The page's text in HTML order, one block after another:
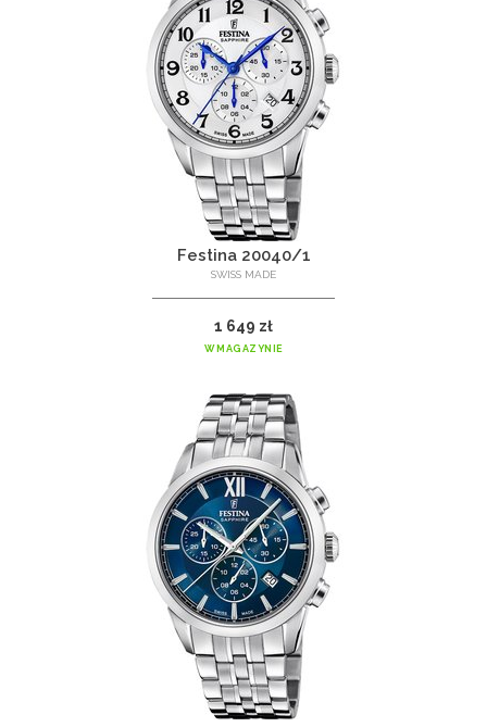
Festina 20040/1
SWISS MADE
1 649 zł
W MAGAZYNIE